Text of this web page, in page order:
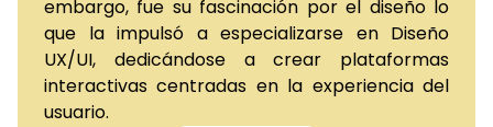
embargo, fue su fascinación por el diseño lo
que la impulsó a especializarse en Diseño
UX/UI, dedicándose a crear plataformas
interactivas centradas en la experiencia del
usuario.